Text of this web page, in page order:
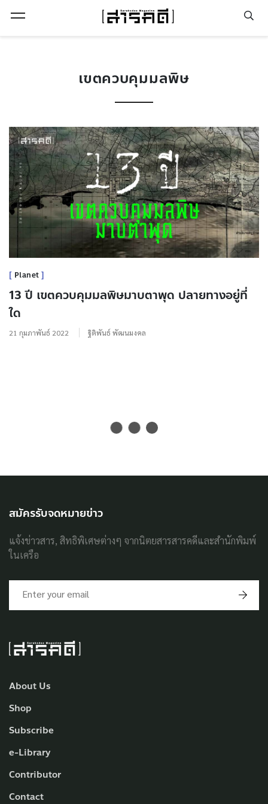
เขตควบคุมมลพิษ
Planet
13 ปี เขตควบคุมมลพิษมาบตาพุด ปลายทางอยู่ที่
ใด
21 กุมภาพันธ์ 2022 ฐิติพันธ์ พัฒนมงคล
About Us
Shop
Subscribe
e-Library
Contributor
Contact
สมัครรับจดหมายข่าว
แจ้งข่าวสาร, สิทธิพิเศษต่างๆ จากนิตยสารสารคดีและสำนักพิมพ์
ในเครือ